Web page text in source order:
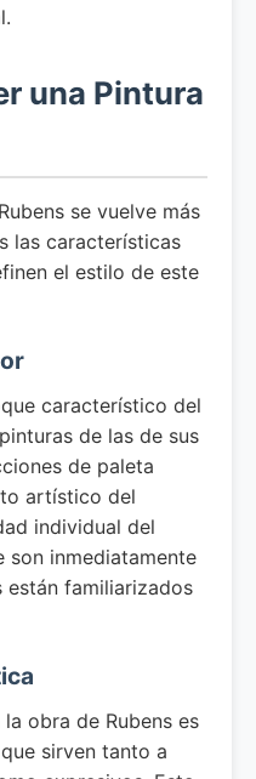
una Pintura
se vuelve más
las características
el estilo de este
característico del
de las de sus
de paleta
artístico del
individual del
son inmediatamente
están familiarizados
obra de Rubens es
sirven tanto a